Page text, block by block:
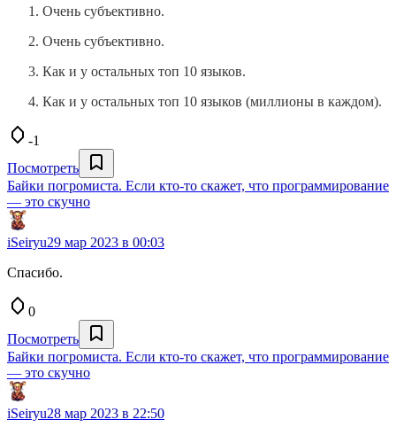
Очень субъективно.
Очень субъективно.
Как и у остальных топ 10 языков.
Как и у остальных топ 10 языков (миллионы в каждом).
-1
Посмотреть
Байки погромиста. Если кто-то скажет, что программирование
— это скучно
iSeiryu29 мар 2023 в 00:03
Спасибо.
0
Посмотреть
Байки погромиста. Если кто-то скажет, что программирование
— это скучно
iSeiryu28 мар 2023 в 22:50